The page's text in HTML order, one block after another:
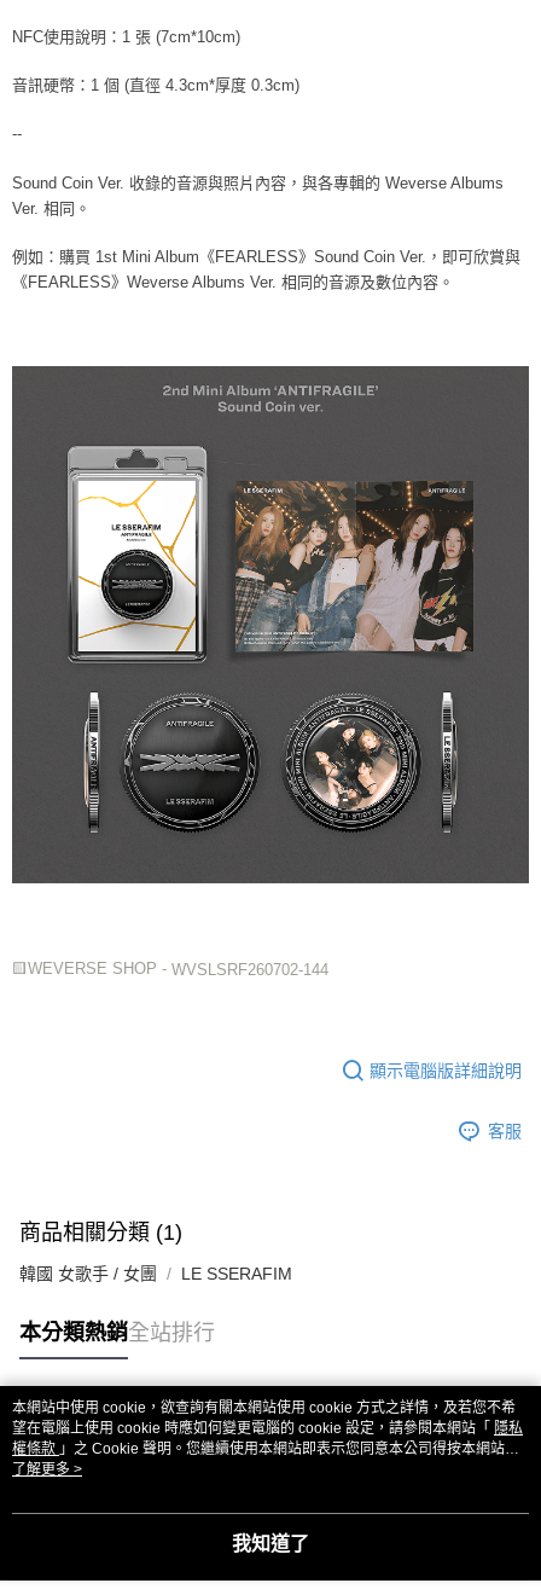
NFC使用說明：1 張 (7cm*10cm)
音訊硬幣：1 個 (直徑 4.3cm*厚度 0.3cm)
--
Sound Coin Ver. 收錄的音源與照片內容，與各專輯的 Weverse Albums
Ver. 相同。
例如：購買 1st Mini Album《FEARLESS》Sound Coin Ver.，即可欣賞與
《FEARLESS》Weverse Albums Ver. 相同的音源及數位內容。
🟨WEVERSE SHOP - WVSLSRF260702-144
顯示電腦版詳細說明
客服
商品相關分類 (1)
韓國 女歌手 / 女團 LE SSERAFIM
本分類熱銷全站排行
熱門標籤
本網站中使用 cookie，欲查詢有關本網站使用 cookie 方式之詳情，及若您不希
望在電腦上使用 cookie 時應如何變更電腦的 cookie 設定，請參閱本網站「 隱私
權條款 」之 Cookie 聲明。您繼續使用本網站即表示您同意本公司得按本網站使
用條款之 Cookie 聲明使用 cookie。
了解更多 >
我知道了